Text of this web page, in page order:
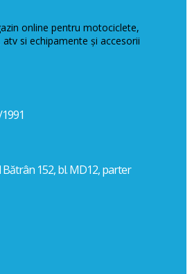
152, bl. MD12, parter